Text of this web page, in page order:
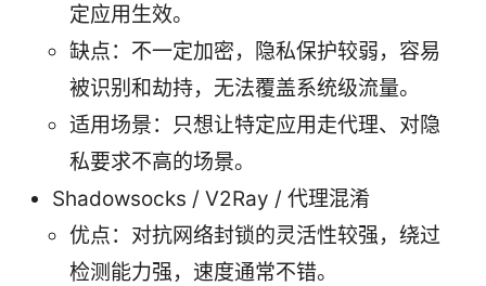
定应用生效。
缺点：不一定加密，隐私保护较弱，容易
被识别和劫持，无法覆盖系统级流量。
适用场景：只想让特定应用走代理、对隐
私要求不高的场景。
Shadowsocks / V2Ray / 代理混淆
优点：对抗网络封锁的灵活性较强，绕过
检测能力强，速度通常不错。